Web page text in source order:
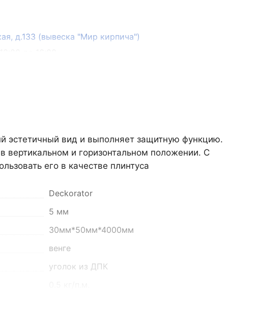
д.133 (вывеска "Мир кирпича")
до 16:00
эстетичный вид и выполняет защитную функцию.
вертикальном и горизонтальном положении. С
его в качестве плинтуса
Deckorator
5 мм
30мм*50мм*4000мм
венге
уголок из ДПК